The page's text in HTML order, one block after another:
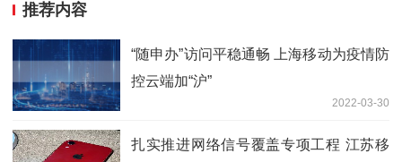
推荐内容
“随申办”访问平稳通畅 上海移动为疫情防
控云端加“沪”
2022-03-30
扎实推进网络信号覆盖专项工程 江苏移